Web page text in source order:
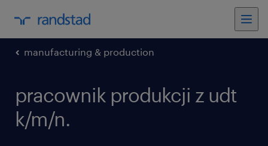
manufacturing & production
pracownik produkcji z udt
k/m/n.